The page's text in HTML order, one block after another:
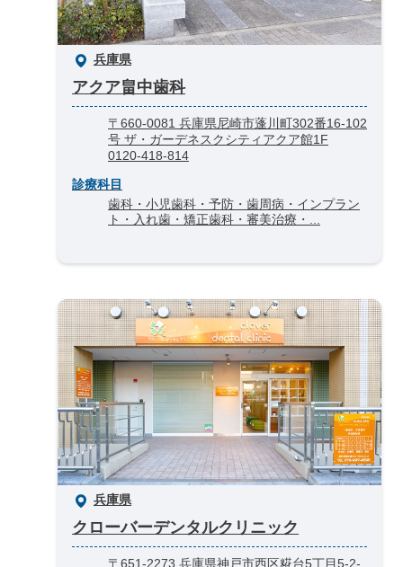
兵庫県
アクア畠中歯科
〒660-0081 兵庫県尼崎市蓬川町302番16-102
号 ザ・ガーデネスクシティアクア館1F
0120-418-814
診療科目
歯科・小児歯科・予防・歯周病・インプラン
ト・入れ歯・矯正歯科・審美治療・...
兵庫県
クローバーデンタルクリニック
〒651-2273 兵庫県神戸市西区糀台5丁目5-2-